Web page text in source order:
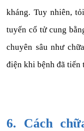
kháng. Tuy nhiên,
tuyến cổ tử cung
chuyên sâu như
điện khi bệnh đã tiến
6. Cách